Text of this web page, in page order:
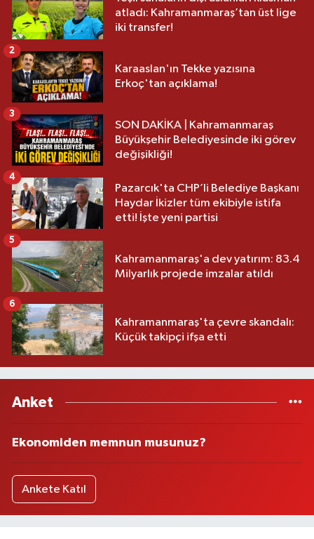
atladı: Kahramanmaraş’tan üst lige
iki transfer!
Karaaslan'ın Tekke yazısına
Erkoç'tan açıklama!
2
SON DAKİKA | Kahramanmaraş
Büyükşehir Belediyesinde iki görev
değişikliği!
3
Pazarcık'ta CHP’li Belediye Başkanı
Haydar İkizler tüm ekibiyle istifa
etti! İşte yeni partisi
4
Kahramanmaraş'a dev yatırım: 83.4
Milyarlık projede imzalar atıldı
5
Kahramanmaraş'ta çevre skandalı:
Küçük takipçi ifşa etti
6
Anket
Ekonomiden memnun musunuz?
Ankete Katıl